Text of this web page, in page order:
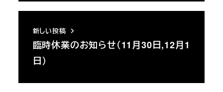
新しい投稿
臨時休業のお知らせ（11月30日,12月1
日）